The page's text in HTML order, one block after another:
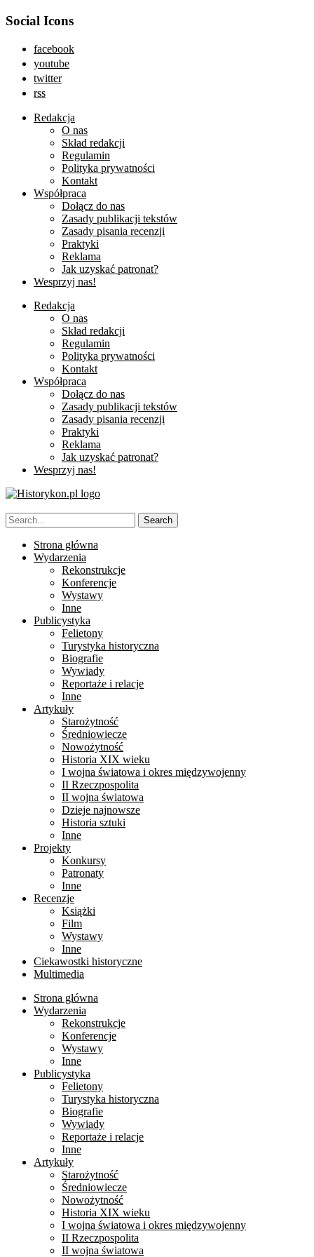
Social Icons
facebook
youtube
twitter
rss
Redakcja
O nas
Skład redakcji
Regulamin
Polityka prywatności
Kontakt
Współpraca
Dołącz do nas
Zasady publikacji tekstów
Zasady pisania recenzji
Praktyki
Reklama
Jak uzyskać patronat?
Wesprzyj nas!
Redakcja
O nas
Skład redakcji
Regulamin
Polityka prywatności
Kontakt
Współpraca
Dołącz do nas
Zasady publikacji tekstów
Zasady pisania recenzji
Praktyki
Reklama
Jak uzyskać patronat?
Wesprzyj nas!
Strona główna
Wydarzenia
Rekonstrukcje
Konferencje
Wystawy
Inne
Publicystyka
Felietony
Turystyka historyczna
Biografie
Wywiady
Reportaże i relacje
Inne
Artykuły
Starożytność
Średniowiecze
Nowożytność
Historia XIX wieku
I wojna światowa i okres międzywojenny
II Rzeczpospolita
II wojna światowa
Dzieje najnowsze
Historia sztuki
Inne
Projekty
Konkursy
Patronaty
Inne
Recenzje
Książki
Film
Wystawy
Inne
Ciekawostki historyczne
Multimedia
Strona główna
Wydarzenia
Rekonstrukcje
Konferencje
Wystawy
Inne
Publicystyka
Felietony
Turystyka historyczna
Biografie
Wywiady
Reportaże i relacje
Inne
Artykuły
Starożytność
Średniowiecze
Nowożytność
Historia XIX wieku
I wojna światowa i okres międzywojenny
II Rzeczpospolita
II wojna światowa